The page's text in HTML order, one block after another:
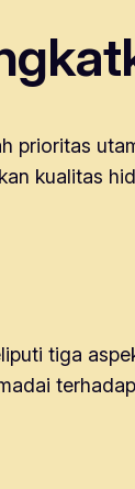
prioritas
kualitas
tiga